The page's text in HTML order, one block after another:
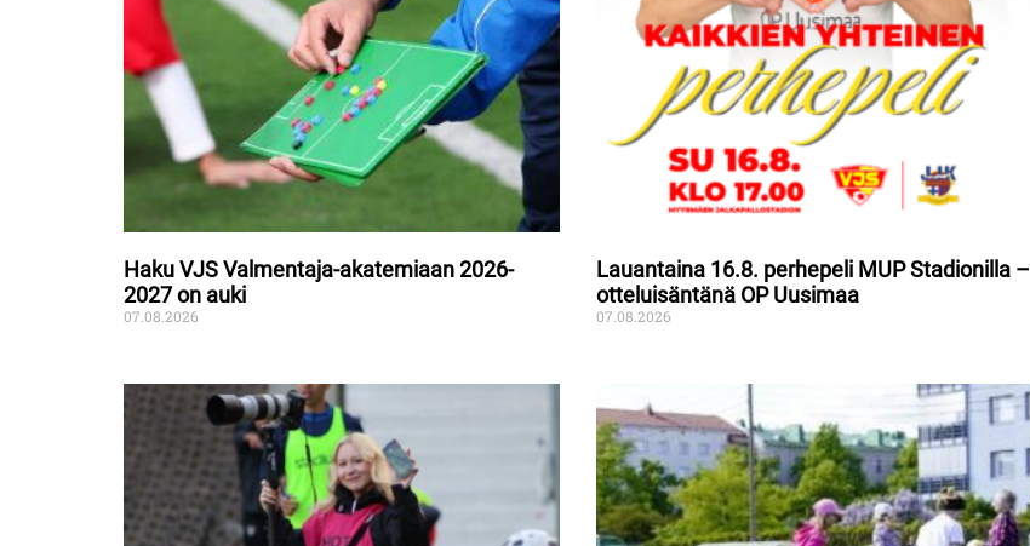
Haku VJS Valmentaja-akatemiaan 2026-
2027 on auki
07.08.2026
Lauantaina 16.8. perhepeli MUP Stadionilla –
otteluisäntänä OP Uusimaa
07.08.2026